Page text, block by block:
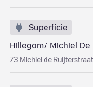
Superfície
Hillegom/ Michiel De
73 Michiel de